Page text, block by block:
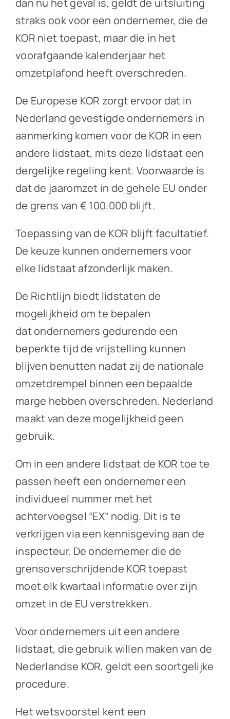
dan nu het geval is, geldt de uitsluiting
straks ook voor een ondernemer, die de
KOR niet toepast, maar die in het
voorafgaande kalenderjaar het
omzetplafond heeft overschreden.
De Europese KOR zorgt ervoor dat in
Nederland gevestigde ondernemers in
aanmerking komen voor de KOR in een
andere lidstaat, mits deze lidstaat een
dergelijke regeling kent. Voorwaarde is
dat de jaaromzet in de gehele EU onder
de grens van € 100.000 blijft.
Toepassing van de KOR blijft facultatief.
De keuze kunnen ondernemers voor
elke lidstaat afzonderlijk maken.
De Richtlijn biedt lidstaten de
mogelijkheid om te bepalen
dat ondernemers gedurende een
beperkte tijd de vrijstelling kunnen
blijven benutten nadat zij de nationale
omzetdrempel binnen een bepaalde
marge hebben overschreden. Nederland
maakt van deze mogelijkheid geen
gebruik.
Om in een andere lidstaat de KOR toe te
passen heeft een ondernemer een
individueel nummer met het
achtervoegsel “EX” nodig. Dit is te
verkrijgen via een kennisgeving aan de
inspecteur. De ondernemer die de
grensoverschrijdende KOR toepast
moet elk kwartaal informatie over zijn
omzet in de EU verstrekken.
Voor ondernemers uit een andere
lidstaat, die gebruik willen maken van de
Nederlandse KOR, geldt een soortgelijke
procedure.
Het wetsvoorstel kent een